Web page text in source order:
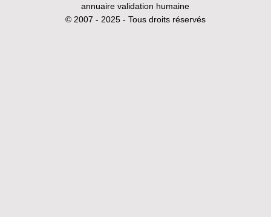
annuaire validation humaine
© 2007 - 2025 - Tous droits réservés